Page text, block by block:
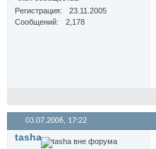
Регистрация
23.11.2005
Сообщений
2,178
03.07.2006, 17:22
tasha